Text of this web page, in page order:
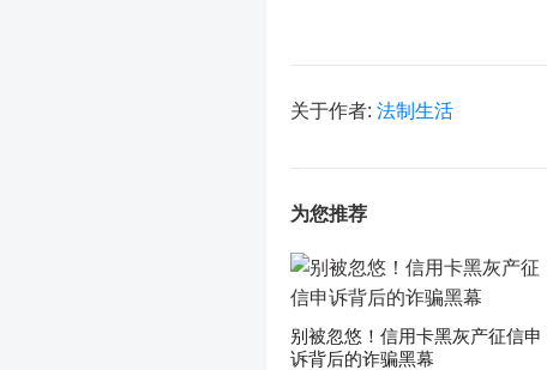
关于作者: 法制生活
为您推荐
别被忽悠！信用卡黑灰产征信申
诉背后的诈骗黑幕